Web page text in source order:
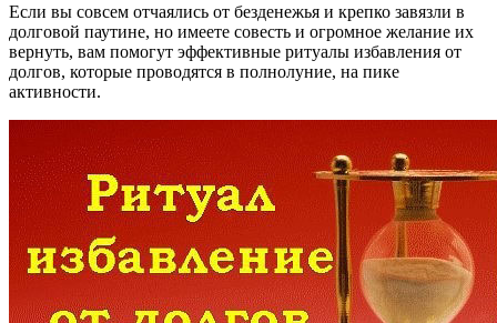
Если вы совсем отчаялись от безденежья и крепко завязли в
долговой паутине, но имеете совесть и огромное желание их
вернуть, вам помогут эффективные ритуалы избавления от
долгов, которые проводятся в полнолуние, на пике
активности.